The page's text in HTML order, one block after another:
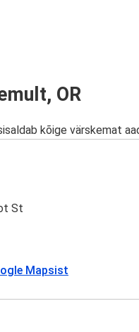
OR
kõige värskemat
St
Mapsist